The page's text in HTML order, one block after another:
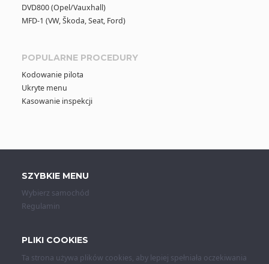
DVD800 (Opel/Vauxhall)
MFD-1 (VW, Škoda, Seat, Ford)
POPULARNE PROCEDURY
Kodowanie pilota
Ukryte menu
Kasowanie inspekcji
SZYBKIE MENU
Wybierz samochód
Regulamin
PLIKI COOKIES
Ta strona używa plików cookies, aby lepiej spełniała oczekiwania